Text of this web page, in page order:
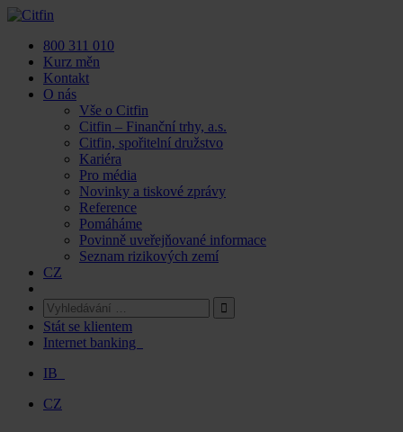
Skip
content800 311 010
Kurz měn
Kontakt
O nás
Vše o Citfin
Citfin – Finanční trhy, a.s.
Citfin, spořitelní družstvo
Kariéra
Pro média
Novinky a tiskové zprávy
Reference
Pomáháme
Povinně uveřejňované informace
Seznam rizikových zemí
CZ
Stát se klientem
Internet banking
IB
CZ